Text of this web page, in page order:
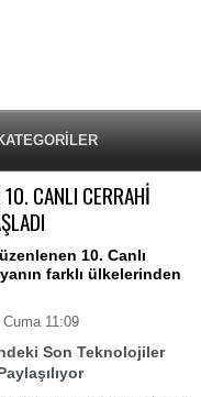
CANLI CERRAHİ
10. Canlı
farklı ülkelerinden
11:09
Son Teknolojiler